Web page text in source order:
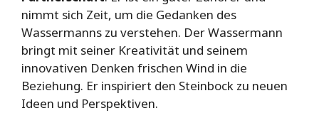
nimmt sich Zeit, um die Gedanken des
Wassermanns zu verstehen. Der Wassermann
bringt mit seiner Kreativität und seinem
innovativen Denken frischen Wind in die
Beziehung. Er inspiriert den Steinbock zu neuen
Ideen und Perspektiven.